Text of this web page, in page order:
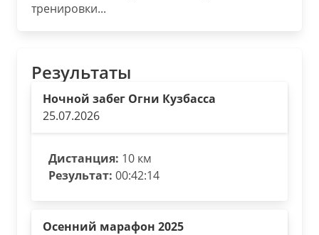
тренировки...
Результаты
Ночной забег Огни Кузбасса
25.07.2026
Дистанция: 10 км
Результат: 00:42:14
Осенний марафон 2025